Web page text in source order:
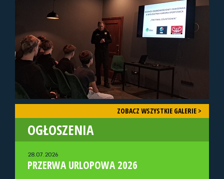
ZOBACZ WSZYSTKIE GALERIE >
OGŁOSZENIA
28.07.2026
PRZERWA URLOPOWA 2026